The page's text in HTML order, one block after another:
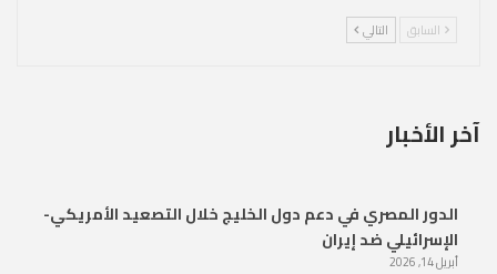
السابق التالي
آخر الأخبار
الدور المصري في دعم دول الخليج خلال التصعيد الأمريكي-
الإسرائيلي ضد إيران
أبريل 14, 2026